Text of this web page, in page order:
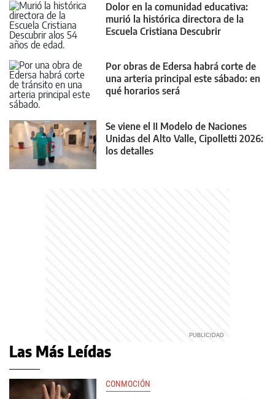
Dolor en la comunidad educativa:
murió la histórica directora de la
Escuela Cristiana Descubrir
Por obras de Edersa habrá corte de
una arteria principal este sábado: en
qué horarios será
Se viene el II Modelo de Naciones
Unidas del Alto Valle, Cipolletti 2026:
los detalles
Las Más Leídas
CONMOCIÓN